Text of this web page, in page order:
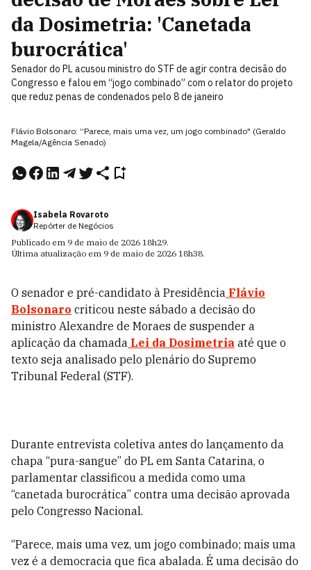
da Dosimetria: 'Canetada
burocrática'
Senador do PL acusou ministro do STF de agir contra decisão do
Congresso e falou em “jogo combinado” com o relator do projeto
que reduz penas de condenados pelo 8 de janeiro
Flávio Bolsonaro: “Parece, mais uma vez, um jogo combinado" (Geraldo
Magela/Agência Senado)
Isabela Rovaroto
Repórter de Negócios
Publicado em 9 de maio de 2026 18h29.
Última atualização em 9 de maio de 2026 18h38.
O senador e pré-candidato à Presidência Flávio
Bolsonaro criticou neste sábado a decisão do
ministro Alexandre de Moraes de suspender a
aplicação da chamada Lei da Dosimetria até que o
texto seja analisado pelo plenário do Supremo
Tribunal Federal (STF).
Durante entrevista coletiva antes do lançamento da
chapa “pura-sangue” do PL em Santa Catarina, o
parlamentar classificou a medida como uma
“canetada burocrática” contra uma decisão aprovada
pelo Congresso Nacional.
“Parece, mais uma vez, um jogo combinado; mais uma
vez é a democracia que fica abalada. É uma decisão do